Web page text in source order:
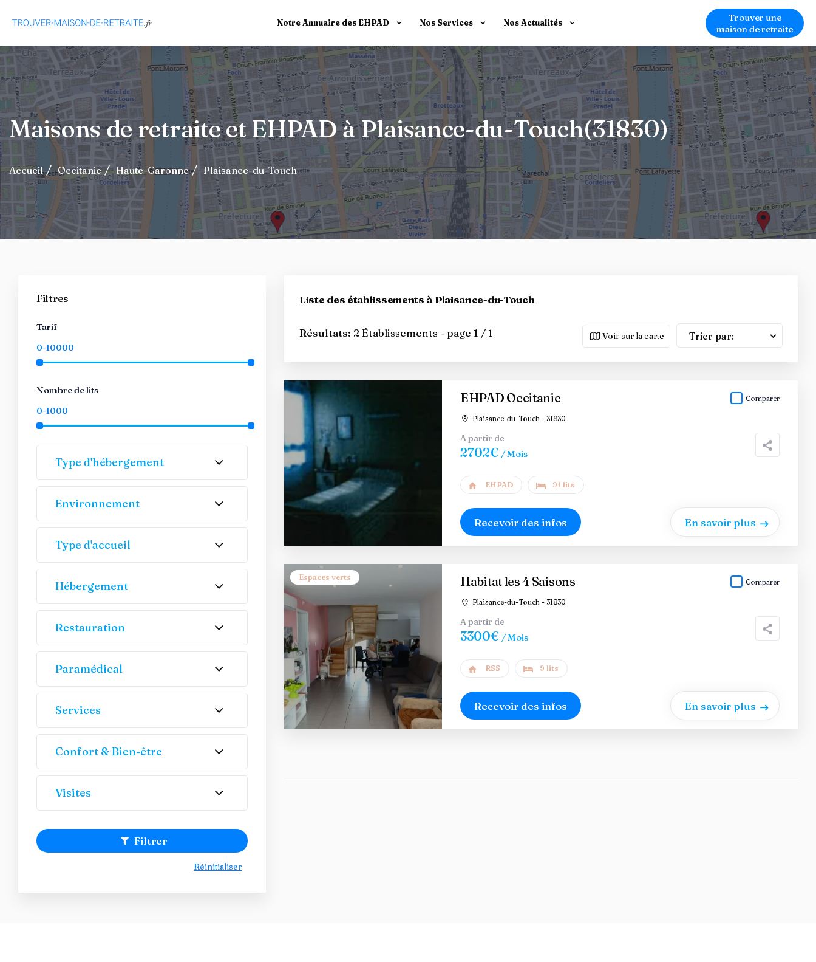
Notre Annuaire des EHPAD Nos Services Nos Actualités
Trouver une
maison de retraite
Maisons de retraite et EHPAD à Plaisance-du-Touch(31830)
Accueil Occitanie Haute-Garonne Plaisance-du-Touch
Liste des établissements à Plaisance-du-Touch
Résultats: 2 Établissements - page 1 / 1 Voir sur la carte Trier par:
EHPAD Occitanie
Plaisance-du-Touch - 31830
Comparer
A partir de
2702€ / Mois
EHPAD 91 lits
Recevoir des infos En savoir plus
Espaces verts Habitat les 4 Saisons
Plaisance-du-Touch - 31830
Comparer
A partir de
3300€ / Mois
RSS 9 lits
Recevoir des infos En savoir plus
Filtres
Tarif
Nombre de lits
Type d'hébergement
Environnement
Type d'accueil
Hébergement
Restauration
Paramédical
Services
Confort & Bien-être
Visites
Filtrer
Réinitialiser